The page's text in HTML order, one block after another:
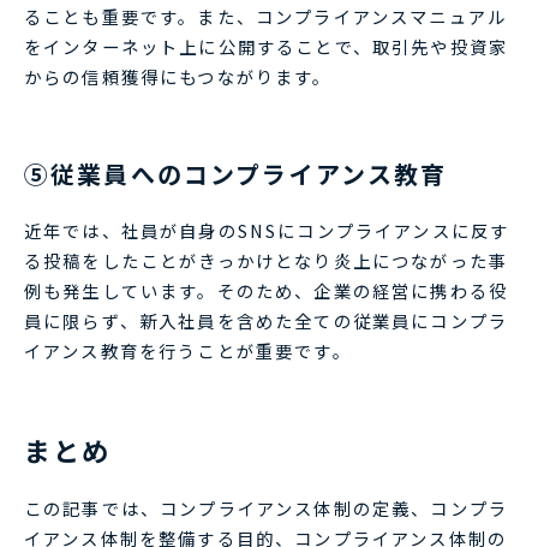
ることも重要です。また、コンプライアンスマニュアル
をインターネット上に公開することで、取引先や投資家
からの信頼獲得にもつながります。
⑤従業員へのコンプライアンス教育
近年では、社員が自身のSNSにコンプライアンスに反す
る投稿をしたことがきっかけとなり炎上につながった事
例も発生しています。そのため、企業の経営に携わる役
員に限らず、新入社員を含めた全ての従業員にコンプラ
イアンス教育を行うことが重要です。
まとめ
この記事では、コンプライアンス体制の定義、コンプラ
イアンス体制を整備する目的、コンプライアンス体制の